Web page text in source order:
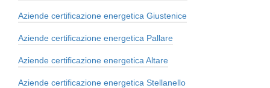
Aziende certificazione energetica Giustenice
Aziende certificazione energetica Pallare
Aziende certificazione energetica Altare
Aziende certificazione energetica Stellanello